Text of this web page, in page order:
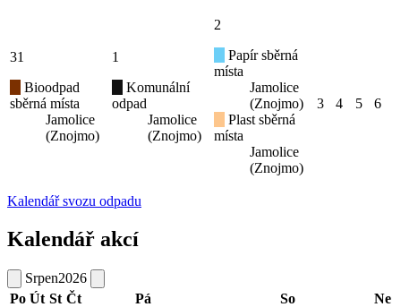
31
Bioodpad
sběrná místa
Jamolice
(Znojmo)
1
Komunální
odpad
Jamolice
(Znojmo)
2
Papír sběrná
místa
Jamolice
(Znojmo)
Plast sběrná
místa
Jamolice
(Znojmo)
3 4 5 6
Kalendář svozu odpadu
Kalendář akcí
Srpen2026
Po Út St Čt Pá So Ne